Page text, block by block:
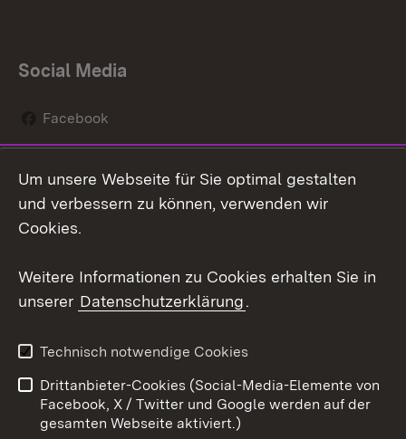
Social Media
Facebook
Social Wall
Youtube
Kontakt
Datenschutz
Barrierefreiheit
Impressum Cookies
Um unsere Webseite für Sie optimal gestalten
und verbessern zu können, verwenden wir
Cookies.
Weitere Informationen zu Cookies erhalten Sie in
unserer Datenschutzerklärung.
Technisch notwendige Cookies
Drittanbieter-Cookies (Social-Media-Elemente von
Facebook, X / Twitter und Google werden auf der
gesamten Webseite aktiviert.)